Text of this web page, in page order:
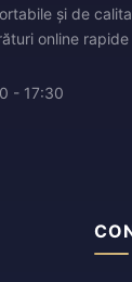
și de
online rapide
- 17:30